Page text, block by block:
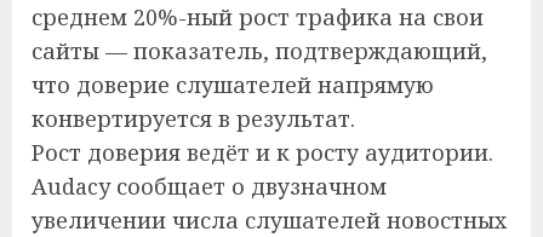
среднем 20%-ный рост трафика на свои
сайты — показатель, подтверждающий,
что доверие слушателей напрямую
конвертируется в результат.
Рост доверия ведёт и к росту аудитории.
Audacy сообщает о двузначном
увеличении числа слушателей новостных